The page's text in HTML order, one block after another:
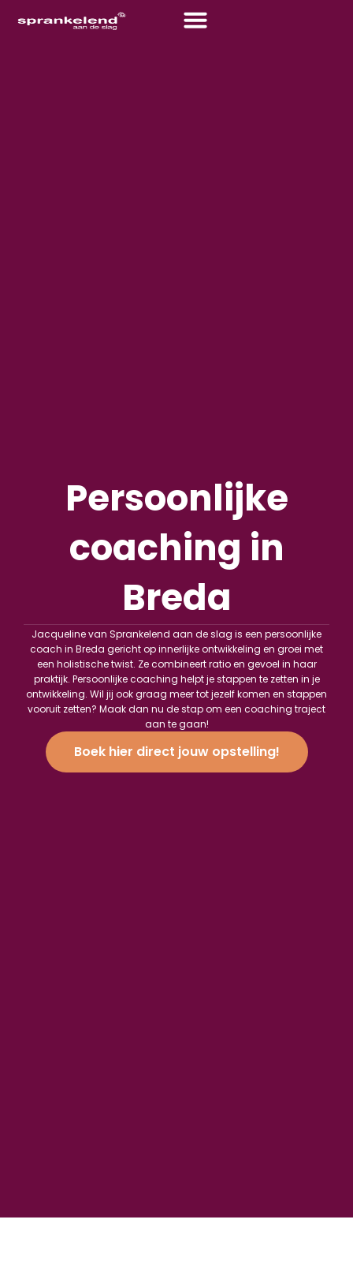
Persoonlijke
coaching in
Breda
Jacqueline van Sprankelend aan de slag is een persoonlijke
coach in Breda gericht op innerlijke ontwikkeling en groei met
een holistische twist. Ze combineert ratio en gevoel in haar
praktijk. Persoonlijke coaching helpt je stappen te zetten in je
ontwikkeling. Wil jij ook graag meer tot jezelf komen en stappen
vooruit zetten? Maak dan nu de stap om een coaching traject
aan te gaan!
Boek hier direct jouw opstelling!